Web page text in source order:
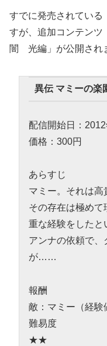
すでに発売されている
すが、追加コンテンツ
闇 光編」が公開され
異伝 マミーの楽
配信開始日：
価格：300円
あらすじ
マミー。それは高
その存在は極め
重な経験をしたと
アンナの依頼で、
が……
報酬
敵：マミー（経験
難易度
★★